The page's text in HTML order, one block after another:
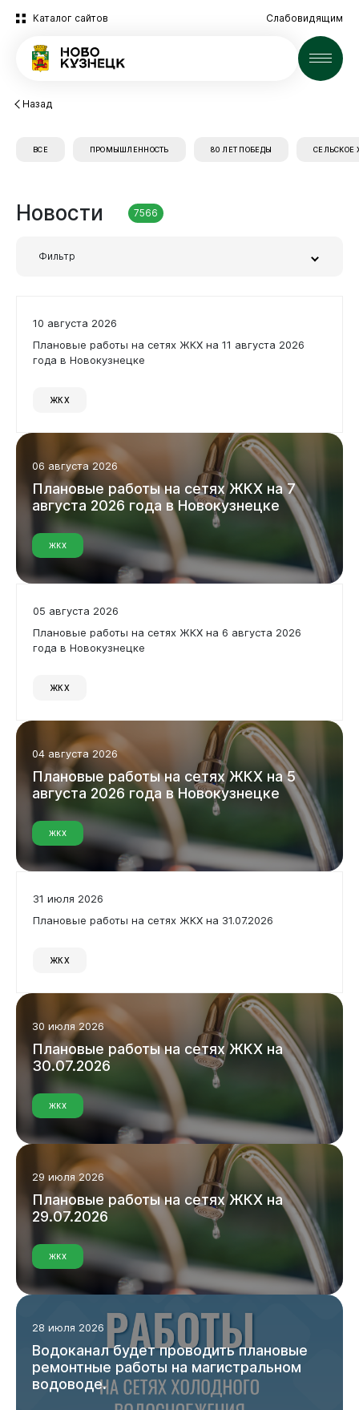
Каталог сайтов Слабовидящим
Новости
Администрация
Горожанам
Бизнесу
Документы
Виртуальнаяприемная
Назад
Фильтр
Заголовок или часть текста
Дата
Применить фильтр
Сбросить фильтр
Новости 7566
ВСЕ ПРОМЫШЛЕННОСТЬ 80 ЛЕТ ПОБЕДЫ СЕЛЬСКОЕ
10 августа 2026
Плановые работы на сетях ЖКХ на 11 августа 2026
года в Новокузнецке
ЖКХ
06 августа 2026
Плановые работына сетяхЖКХ на7
августа 2026 года в Новокузнецке
ЖКХ
05 августа 2026
Плановые работы на сетях ЖКХ на 6 августа 2026
года в Новокузнецке
ЖКХ
04 августа 2026
Плановые работына сетяхЖКХ на5
августа 2026 года в Новокузнецке
ЖКХ
31 июля 2026
Плановые работы на сетях ЖКХ на 31.07.2026
ЖКХ
30 июля 2026
Плановые работына сетяхЖКХ на
30.07.2026
ЖКХ
29 июля 2026
Плановые работына сетяхЖКХ на
29.07.2026
ЖКХ
28 июля 2026
Водоканалбудетпроводитьплановые
ремонтные работы на магистральном
водоводе.